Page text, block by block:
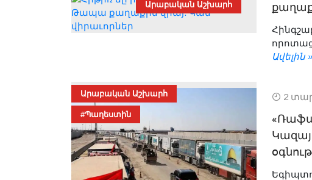
Արաբական Աշխարհ
Ավելին »
Արաբական Աշխարհ
#Պաղեստին
2